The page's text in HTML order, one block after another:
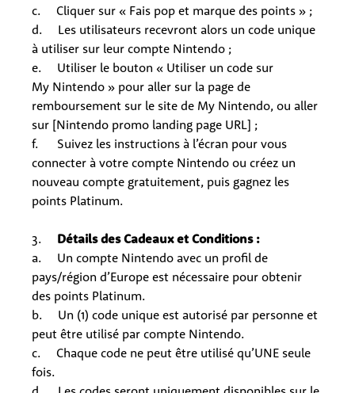
c. Cliquer sur « Fais pop et marque des points » ;
d. Les utilisateurs recevront alors un code unique
à utiliser sur leur compte Nintendo ;
e. Utiliser le bouton « Utiliser un code sur
My Nintendo » pour aller sur la page de
remboursement sur le site de My Nintendo, ou aller
sur [Nintendo promo landing page URL] ;
f. Suivez les instructions à l’écran pour vous
connecter à votre compte Nintendo ou créez un
nouveau compte gratuitement, puis gagnez les
points Platinum.
3. Détails des Cadeaux et Conditions :
a. Un compte Nintendo avec un profil de
pays/région d’Europe est nécessaire pour obtenir
des points Platinum.
b. Un (1) code unique est autorisé par personne et
peut être utilisé par compte Nintendo.
c. Chaque code ne peut être utilisé qu’UNE seule
fois.